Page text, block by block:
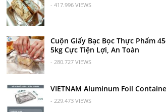
- 417.996 VIEWS
Cuộn Giấy Bạc Bọc Thực Phẩm
5kg Cực Tiện Lợi, An Toàn
- 280.727 VIEWS
VIETNAM Aluminum Foil
- 229.473 VIEWS